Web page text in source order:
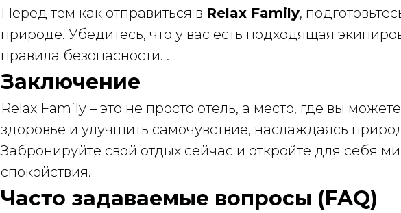
Перед тем как отправиться в Relax Family,
природе. Убедитесь, что у вас есть подходящая
правила безопасности. .
Заключение
Relax Family – это не просто отель, а место, где вы
здоровье и улучшить самочувствие, наслаждаясь
Забронируйте свой отдых сейчас и откройте для себя
спокойствия.
Часто задаваемые вопросы (FAQ)